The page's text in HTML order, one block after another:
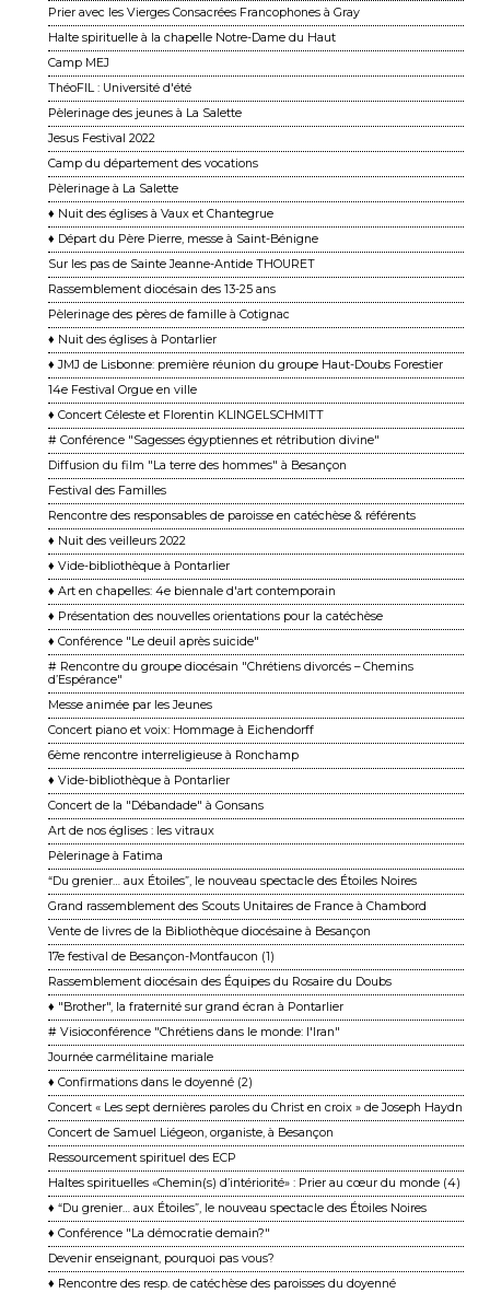
Prier avec les Vierges Consacrées Francophones à Gray
Halte spirituelle à la chapelle Notre-Dame du Haut
Camp MEJ
ThéoFIL : Université d'été
Pèlerinage des jeunes à La Salette
Jesus Festival 2022
Camp du département des vocations
Pèlerinage à La Salette
♦ Nuit des églises à Vaux et Chantegrue
♦ Départ du Père Pierre, messe à Saint-Bénigne
Sur les pas de Sainte Jeanne-Antide THOURET
Rassemblement diocésain des 13-25 ans
Pèlerinage des pères de famille à Cotignac
♦ Nuit des églises à Pontarlier
♦ JMJ de Lisbonne: première réunion du groupe Haut-Doubs Forestier
14e Festival Orgue en ville
♦ Concert Céleste et Florentin KLINGELSCHMITT
# Conférence "Sagesses égyptiennes et rétribution divine"
Diffusion du film "La terre des hommes" à Besançon
Festival des Familles
Rencontre des responsables de paroisse en catéchèse & référents
♦ Nuit des veilleurs 2022
♦ Vide-bibliothèque à Pontarlier
♦ Art en chapelles: 4e biennale d'art contemporain
♦ Présentation des nouvelles orientations pour la catéchèse
♦ Conférence "Le deuil après suicide"
# Rencontre du groupe diocésain "Chrétiens divorcés – Chemins
d’Espérance"
Messe animée par les Jeunes
Concert piano et voix: Hommage à Eichendorff
6ème rencontre interreligieuse à Ronchamp
♦ Vide-bibliothèque à Pontarlier
Concert de la "Débandade" à Gonsans
Art de nos églises : les vitraux
Pèlerinage à Fatima
“Du grenier… aux Étoiles”, le nouveau spectacle des Étoiles Noires
Grand rassemblement des Scouts Unitaires de France à Chambord
Vente de livres de la Bibliothèque diocésaine à Besançon
17e festival de Besançon-Montfaucon (1)
Rassemblement diocésain des Équipes du Rosaire du Doubs
♦ "Brother", la fraternité sur grand écran à Pontarlier
# Visioconférence "Chrétiens dans le monde: l'Iran"
Journée carmélitaine mariale
♦ Confirmations dans le doyenné (2)
Concert « Les sept dernières paroles du Christ en croix » de Joseph Haydn
Concert de Samuel Liégeon, organiste, à Besançon
Ressourcement spirituel des ECP
Haltes spirituelles «Chemin(s) d’intériorité» : Prier au cœur du monde (4)
♦ “Du grenier… aux Étoiles”, le nouveau spectacle des Étoiles Noires
♦ Conférence "La démocratie demain?"
Devenir enseignant, pourquoi pas vous?
♦ Rencontre des resp. de catéchèse des paroisses du doyenné